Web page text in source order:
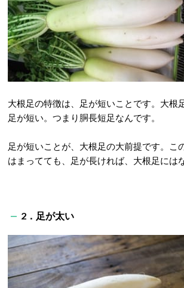
大根足の特徴は、足が短いことです。大根
足が短い。つまり胴長短足なんです。
足が短いことが、大根足の大前提です。こ
はまってても、足が長ければ、大根足には
2．足が太い